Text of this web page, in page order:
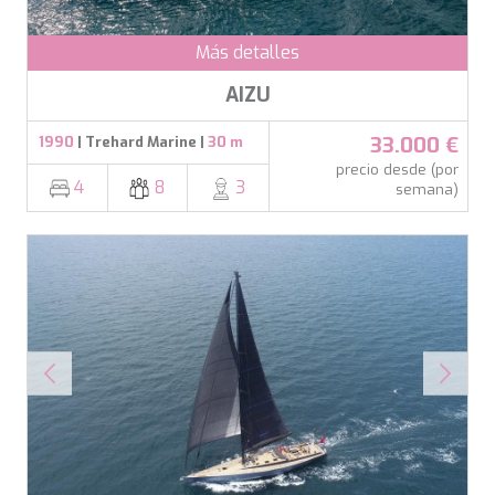
Más detalles
AIZU
1990 | Trehard Marine | 30 m
4 8 3
33.000 €
precio desde (por
semana)
MIA RAMA
MIA ZOI
MINOU
MIO BARCO
MIRAVAL
MIREDO
MISS SILVER
MOONLIGHT
MOZZ II
MRS L
MUSICA MUSICA
MY EDEN
MY LIFE
MYRA